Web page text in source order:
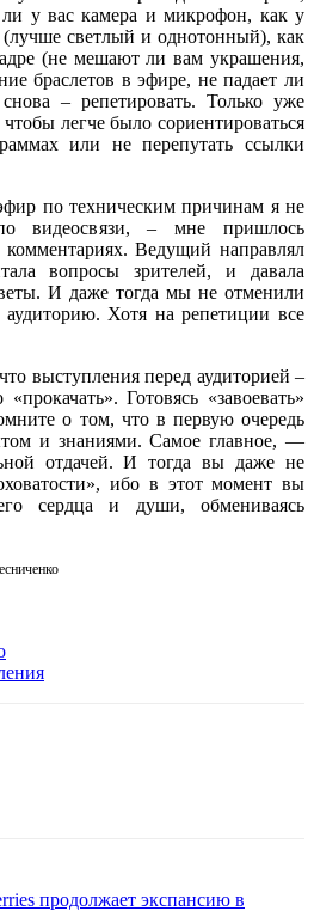
у вас камера и микрофон, как у
(лучше светлый и однотонный), как
(не мешают ли вам украшения,
браслетов в эфире, не падает ли
– репетировать. Только уже
легче было сориентироваться
или не перепутать ссылки
по техническим причинам я не
видеосвязи, – мне пришлось
комментариях. Ведущий направлял
вопросы зрителей, и давала
И даже тогда мы не отменили
Хотя на репетиции все
выступления перед аудиторией –
Готовясь «завоевать»
о том, что в первую очередь
и знаниями. Самое главное, —
отдачей. И тогда вы даже не
ибо в этот момент вы
сердца и души, обмениваясь
продолжает экспансию в